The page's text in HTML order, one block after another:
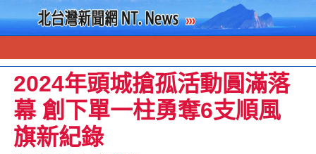
2024年頭城搶孤活動圓滿落
幕 創下單一柱勇奪6支順風
旗新紀錄